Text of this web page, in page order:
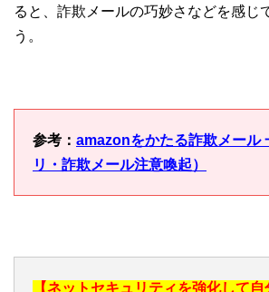
ると、詐欺メールの巧妙さなどを感じ
う。
参考： amazonをかたる詐欺メール
リ・詐欺メール注意喚起）
【ネットセキュリティを強化して自